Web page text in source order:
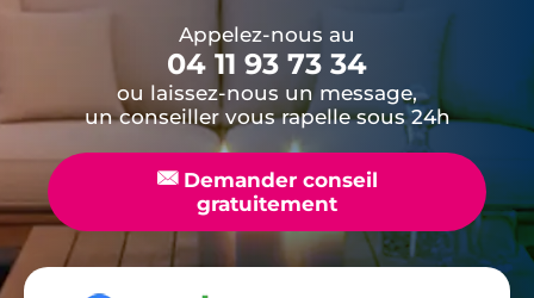
Appelez-nous au
04 11 93 73 34
ou laissez-nous un message,
un conseiller vous rapelle sous 24h
📧Demander conseil
gratuitement